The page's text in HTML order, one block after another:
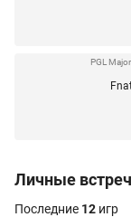
PGL
Личные
Последние 12 игр